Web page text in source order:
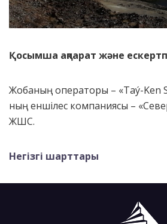
Қосымша ақпарат және
Жобаның операторы – «Taý-Ken
ның еншілес компаниясы –
ЖШС.
Негізгі шарттары